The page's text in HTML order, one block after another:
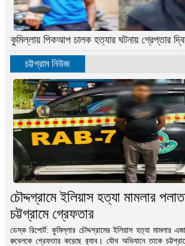
কুমিল্লায় পিকআপ চালক হত্যার ঘটনায় গ্রেপ্তার
চট্টগ্রাম নিউজ
চৌদ্দগ্রামে ইলিয়াস হত্যা মামলার
চট্টগ্রামে গ্রেফতার
ডেস্ক রিপোর্ট: কুমিল্লার চৌদ্দগ্রামের ইলিয়াস হত্যা মামলার
রুবেলকে গ্রেফতার করেছে র‌্যাব। যৌথ অভিযানে তাকে